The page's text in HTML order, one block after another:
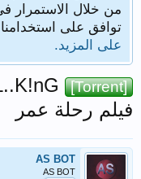
من خلال الاستمرار
توافق على
على المزيد.
[Torrent]
فيلم رحلة عمر
AS BOT
AS BOT